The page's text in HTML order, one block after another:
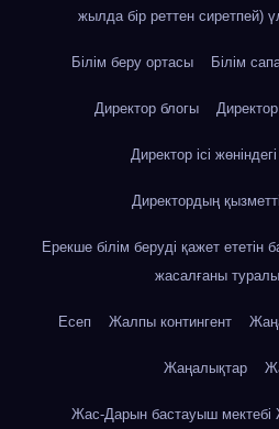
жылда бір реттен сиретпей)
Білім беру ортасы Білім
Директор блогы
Директор ісі
Директордың
Ерекше білім беруді қажет ететін
жасалғаны
Есеп Жалпы контингент
Жаңалықтар
Жас-Дарын бастауыш мектебі